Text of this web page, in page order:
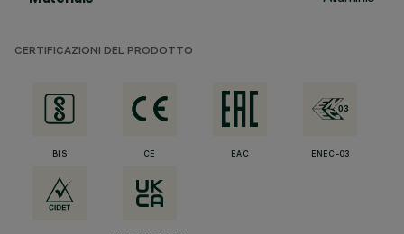
CERTIFICAZIONI DEL PRODOTTO
BIS CE EAC ENEC-03